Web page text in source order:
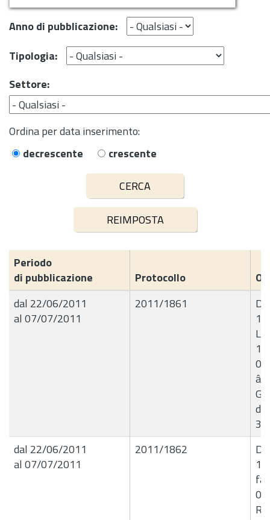
Anno di pubblicazione:
Tipologia:
Settore:
Ordina per data inserimento:
decrescente
crescente
Periodo
di pubblicazione
Protocollo
dal 22/06/2011
al 07/07/2011
2011/1861
dal 22/06/2011
al 07/07/2011
2011/1862